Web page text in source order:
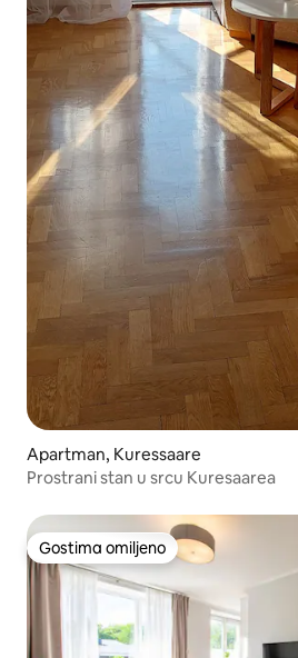
Apartman, Kuressaare
Prostrani stan u srcu Kuresaarea
Gostima omiljeno
Gostima omiljeno